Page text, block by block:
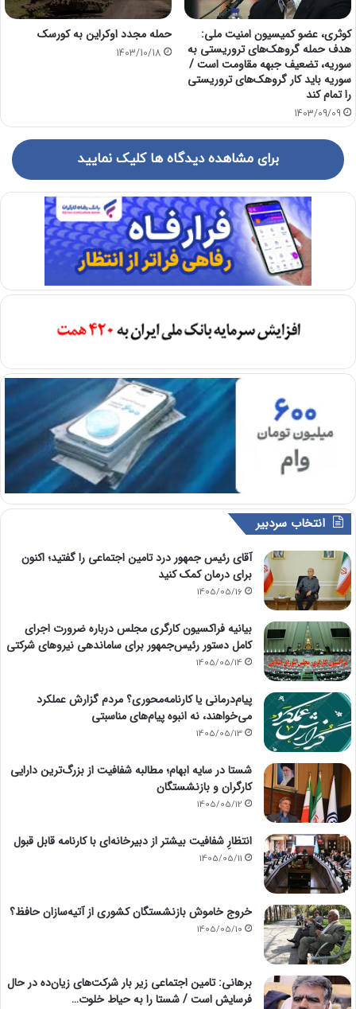
کوثری، عضو کمیسیون امنیت ملی:
هدف حمله گروهک‌های تروریستی به
سوریه، تضعیف جبهه مقاومت است /
سوریه باید کار گروهک‌های تروریستی
را تمام کند
1403/09/09
حمله مجدد اوکراین به کورسک
1403/10/18
برای مشاهده دیدگاه ها کلیک نمایید
انتخاب سردبیر
آقای رئیس جمهور درد تامین اجتماعی را گفتید؛ اکنون
برای درمان کمک کنید
1405/05/16
بیانیه فراکسیون کارگری مجلس درباره ضرورت اجرای
کامل دستور رئیس‌جمهور برای ساماندهی نیروهای شرکتی
1405/05/14
پیام‌درمانی یا کارنامه‌محوری؟ مردم گزارش عملکرد
می‌خواهند، نه انبوه پیام‌های مناسبتی
1405/05/13
شستا در سایه ابهام؛ مطالبه شفافیت از بزرگ‌ترین دارایی
کارگران و بازنشستگان
1405/05/12
انتظارِ شفافیت بیشتر از دبیرخانه‌ای با کارنامه قابل قبول
1405/05/11
خروج خاموش بازنشستگان کشوری از آتیه‌سازان حافظ؟
1405/05/10
برهانی: تامین اجتماعی زیر بار شرکت‌های زیان‌ده در حال
فرسایش است / شستا را به حیاط خلوت…